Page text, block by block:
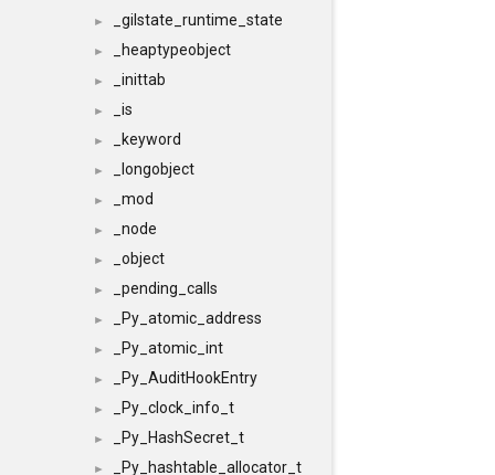
► _gilstate_runtime_state
► _heaptypeobject
► _inittab
► _is
► _keyword
► _longobject
► _mod
► _node
► _object
► _pending_calls
► _Py_atomic_address
► _Py_atomic_int
► _Py_AuditHookEntry
► _Py_clock_info_t
► _Py_HashSecret_t
► _Py_hashtable_allocator_t